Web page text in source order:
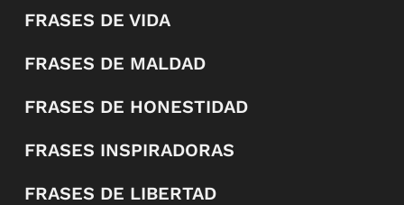
FRASES DE VIDA
FRASES DE MALDAD
FRASES DE HONESTIDAD
FRASES INSPIRADORAS
FRASES DE LIBERTAD